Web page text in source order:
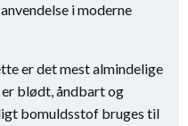
i moderne
er det mest almindelige
blødt, åndbart og
bomuldsstof bruges til